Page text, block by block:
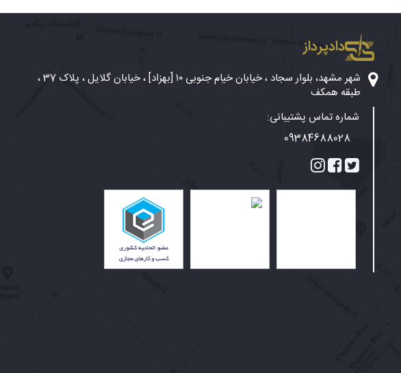
دادپرداز
شهر مشهد، بلوار سجاد ، خیابان خیام جنوبی ۱۰ [بهزاد] ، خیابان گلایل ، پلاک 37 ،
طبقه همکف
شماره تماس پشتیبانی:
09384688028